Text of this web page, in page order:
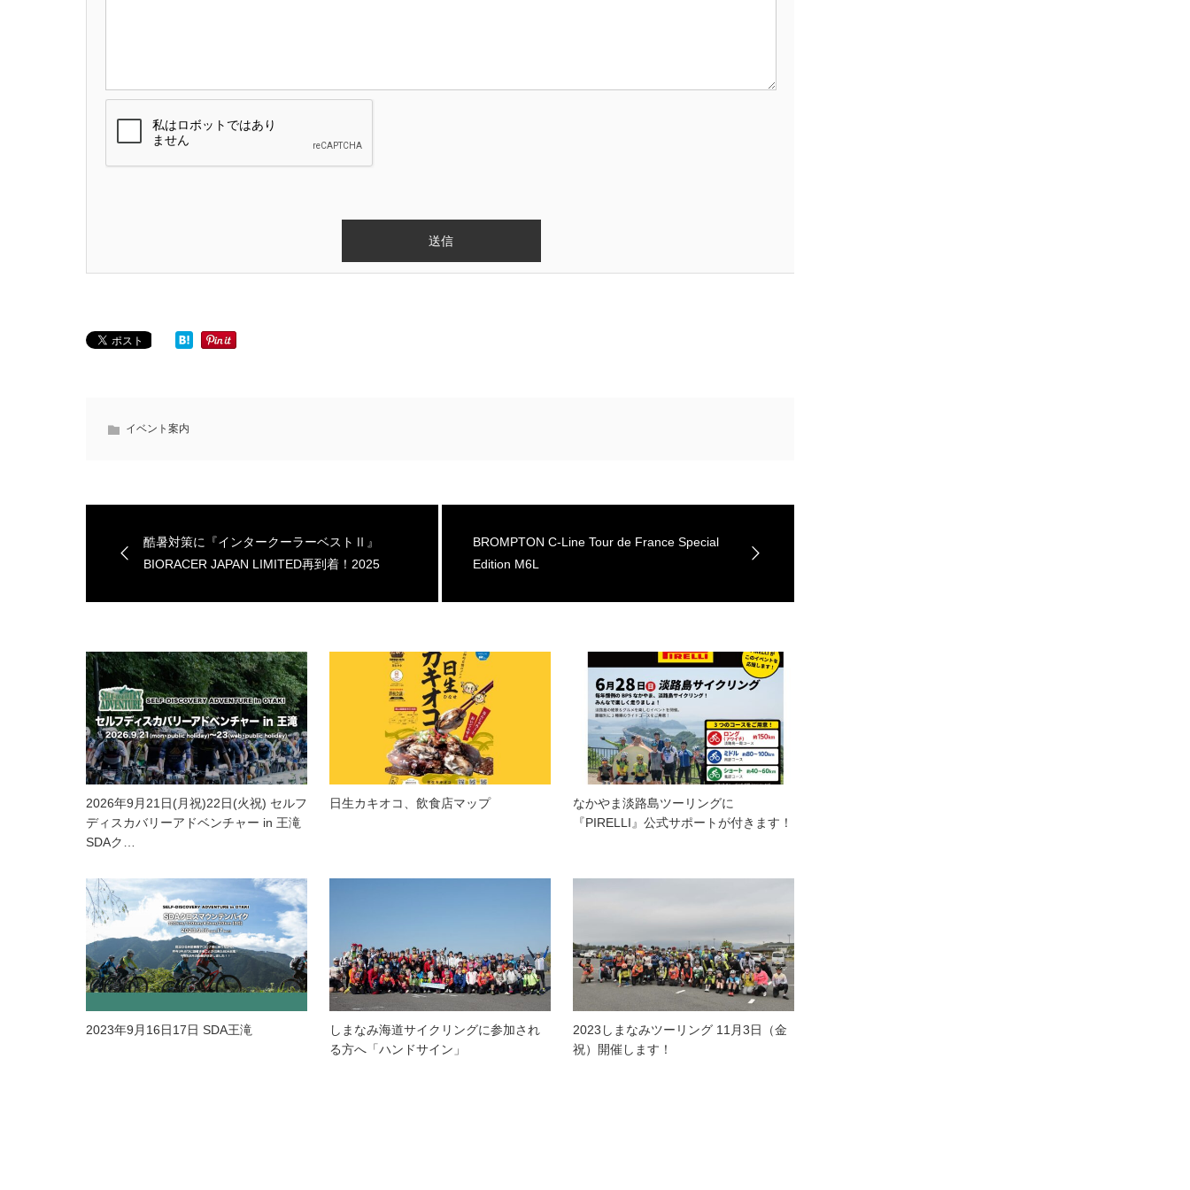
イベント案内
酷暑対策に『インタークーラーベストⅡ』
BIORACER JAPAN LIMITED再到着！2025
BROMPTON C-Line Tour de France Special
Edition M6L
2026年9月21日(月祝)22日(火祝) セルフ
ディスカバリーアドベンチャー in 王滝
SDAク…
日生カキオコ、飲食店マップ
なかやま淡路島ツーリングに
『PIRELLI』公式サポートが付きます！
2023年9月16日17日 SDA王滝
しまなみ海道サイクリングに参加され
る方へ「ハンドサイン」
2023しまなみツーリング 11月3日（金
祝）開催します！